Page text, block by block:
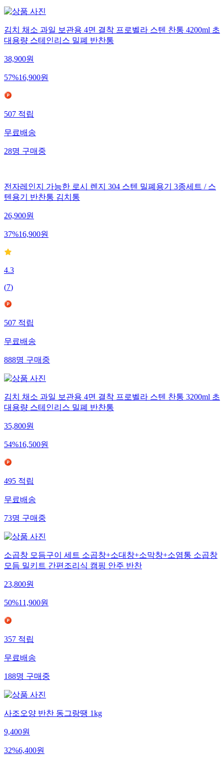
김치 채소 과일 보관용 4면 결착 프로벨라 스텐 찬통 4200ml 초
대용량 스테인리스 밀폐 반찬통
38,900원
57%16,900원
507적립
무료배송
28명구매중
전자레인지 가능한 로시 렌지 304 스텐 밀폐용기 3종세트 / 스
텐용기 반찬통 김치통
26,900원
37%16,900원
4.3
(7)
507적립
무료배송
888명구매중
김치 채소 과일 보관용 4면 결착 프로벨라 스텐 찬통 3200ml 초
대용량 스테인리스 밀폐 반찬통
35,800원
54%16,500원
495적립
무료배송
73명구매중
소곱창 모듬구이 세트 소곱창+소대창+소막창+소염통 소곱창
모듬 밀키트 간편조리식 캠핑 안주 반찬
23,800원
50%11,900원
357적립
무료배송
188명구매중
사조오양 반찬 동그랑땡 1kg
9,400원
32%6,400원